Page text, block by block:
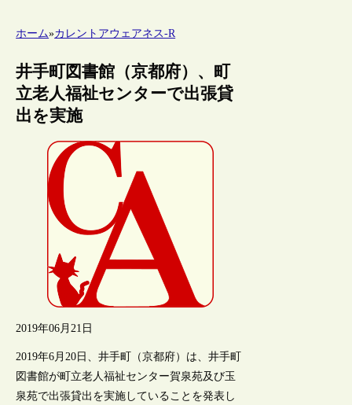
ホーム»カレントアウェアネス-R
井手町図書館（京都府）、町
立老人福祉センターで出張貸
出を実施
2019年06月21日
2019年6月20日、井手町（京都府）は、井手町
図書館が町立老人福祉センター賀泉苑及び玉
泉苑で出張貸出を実施していることを発表し